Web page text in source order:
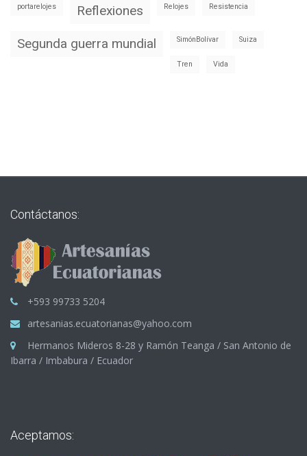
portarelojes Reflexiones Relojes Resistencia
Segunda guerra mundial SimónBolívar Suiza
Tren Vida
Contáctanos:
+593 99733 5204
artesanias.ecuatorianas@yahoo.com
Hermanos Mideros 8-28 y Ramón Teanga / San Antonio de
Ibarra / Imbabura / Ecuador
Aceptamos: